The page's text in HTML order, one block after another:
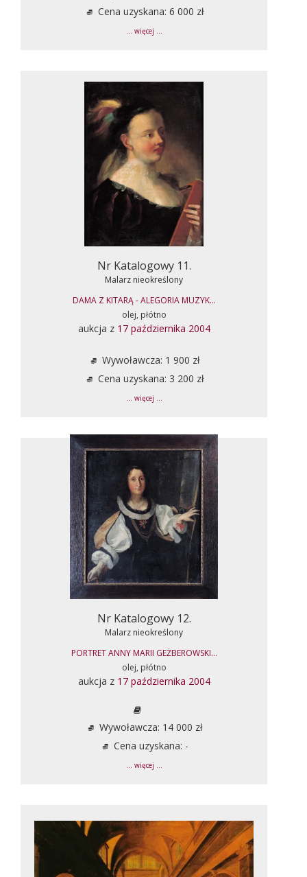
Cena uzyskana: 6 000 zł
... więcej ...
Nr Katalogowy 11.
Malarz nieokreślony
DAMA Z KITARĄ - ALEGORIA MUZYK...
olej, płótno
aukcja z 17 października 2004
Wywoławcza: 1 900 zł
Cena uzyskana: 3 200 zł
... więcej ...
Nr Katalogowy 12.
Malarz nieokreślony
PORTRET ANNY MARII GEŻBEROWSKI...
olej, płótno
aukcja z 17 października 2004
Wywoławcza: 14 000 zł
Cena uzyskana: -
... więcej ...